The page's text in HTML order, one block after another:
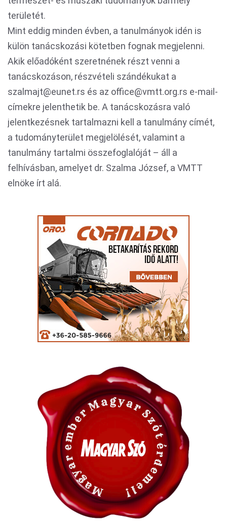
területét.
Mint eddig minden évben, a tanulmányok idén is
külön tanácskozási kötetben fognak megjelenni.
Akik előadóként szeretnének részt venni a
tanácskozáson, részvételi szándékukat a
szalmajt@eunet.rs és az office@vmtt.org.rs e-mail-
címekre jelenthetik be. A tanácskozásra való
jelentkezésnek tartalmazni kell a tanulmány címét,
a tudományterület megjelölését, valamint a
tanulmány tartalmi összefoglalóját – áll a
felhívásban, amelyet dr. Szalma József, a VMTT
elnöke írt alá.